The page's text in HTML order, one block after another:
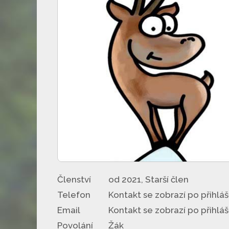
Členství
od 2021, Starší člen
Telefon
Kontakt se zobrazí po
Email
Kontakt se zobrazí po
Povolání
Žák